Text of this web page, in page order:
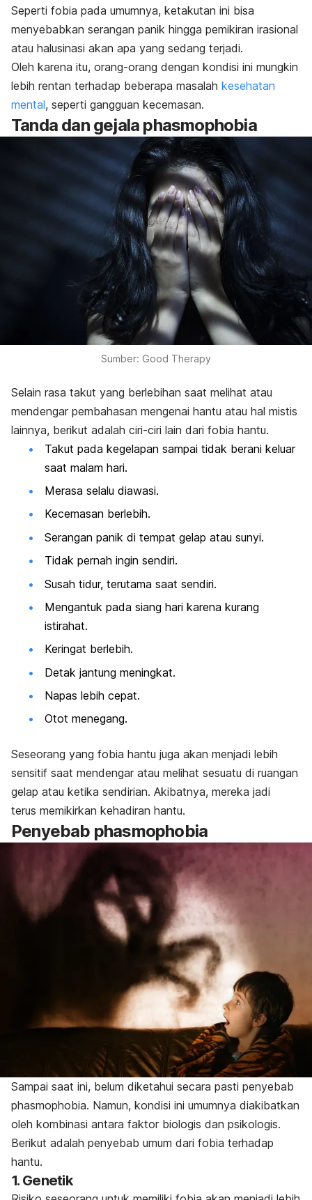
Seperti fobia pada umumnya, ketakutan ini bisa
menyebabkan serangan panik hingga pemikiran irasional
atau halusinasi akan apa yang sedang terjadi.
Oleh karena itu, orang-orang dengan kondisi ini mungkin
lebih rentan terhadap beberapa masalah kesehatan
mental, seperti gangguan kecemasan.
Tanda dan gejala phasmophobia
Sumber: Good Therapy
Selain rasa takut yang berlebihan saat melihat atau
mendengar pembahasan mengenai hantu atau hal mistis
lainnya, berikut adalah ciri-ciri lain dari fobia hantu.
Takut pada kegelapan sampai tidak berani keluar
saat malam hari.
Merasa selalu diawasi.
Kecemasan berlebih.
Serangan panik di tempat gelap atau sunyi.
Tidak pernah ingin sendiri.
Susah tidur, terutama saat sendiri.
Mengantuk pada siang hari karena kurang
istirahat.
Keringat berlebih.
Detak jantung meningkat.
Napas lebih cepat.
Otot menegang.
Seseorang yang fobia hantu juga akan menjadi lebih
sensitif saat mendengar atau melihat sesuatu di ruangan
gelap atau ketika sendirian. Akibatnya, mereka jadi
terus memikirkan kehadiran hantu.
Penyebab phasmophobia
Sampai saat ini, belum diketahui secara pasti penyebab
phasmophobia. Namun, kondisi ini umumnya diakibatkan
oleh kombinasi antara faktor biologis dan psikologis.
Berikut adalah penyebab umum dari fobia terhadap
hantu.
1. Genetik